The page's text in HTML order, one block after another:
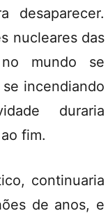
desaparecer.
nucleares das
mundo se
incendiando
duraria
fim.
continuaria
de anos, e